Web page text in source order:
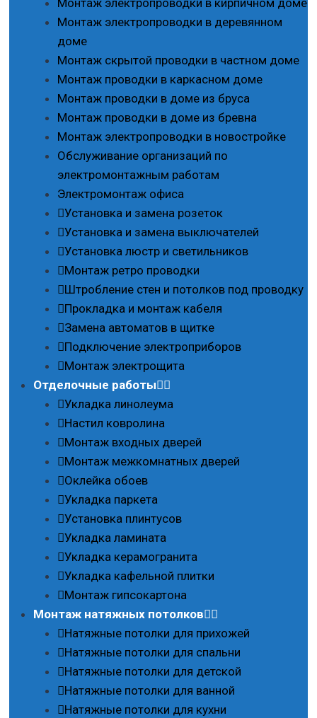
Монтаж электропроводки в кирпичном доме
Монтаж электропроводки в деревянном
доме
Монтаж скрытой проводки в частном доме
Монтаж проводки в каркасном доме
Монтаж проводки в доме из бруса
Монтаж проводки в доме из бревна
Монтаж электропроводки в новостройке
Обслуживание организаций по
электромонтажным работам
Электромонтаж офиса
Установка и замена розеток
Установка и замена выключателей
Установка люстр и светильников
Монтаж ретро проводки
Штробление стен и потолков под проводку
Прокладка и монтаж кабеля
Замена автоматов в щитке
Подключение электроприборов
Монтаж электрощита
Отделочные работы
Укладка линолеума
Настил ковролина
Монтаж входных дверей
Монтаж межкомнатных дверей
Оклейка обоев
Укладка паркета
Установка плинтусов
Укладка ламината
Укладка керамогранита
Укладка кафельной плитки
Монтаж гипсокартона
Монтаж натяжных потолков
Натяжные потолки для прихожей
Натяжные потолки для спальни
Натяжные потолки для детской
Натяжные потолки для ванной
Натяжные потолки для кухни